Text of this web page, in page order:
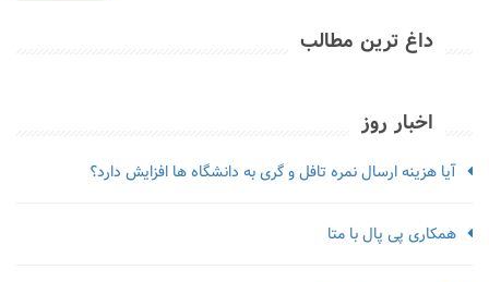
داغ ترین مطالب
اخبار روز
آیا هزینه ارسال نمره تافل و گری به دانشگاه ها افزایش دارد؟
همکاری پی پال با متا